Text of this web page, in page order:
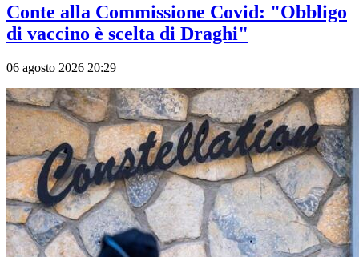
Conte alla Commissione Covid: "Obbligo
di vaccino è scelta di Draghi"
06 agosto 2026 20:29